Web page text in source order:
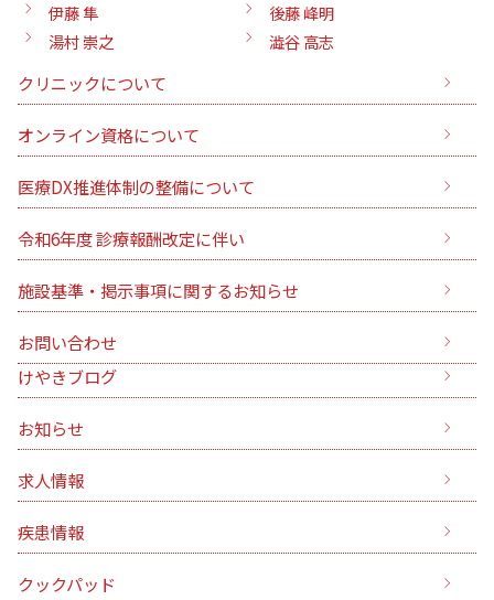
伊藤 隼
後藤 峰明
湯村 崇之
澁谷 高志
クリニックについて
オンライン資格について
医療DX推進体制の整備について
令和6年度 診療報酬改定に伴い
施設基準・掲示事項に関するお知らせ
お問い合わせ
けやきブログ
お知らせ
求人情報
疾患情報
クックパッド